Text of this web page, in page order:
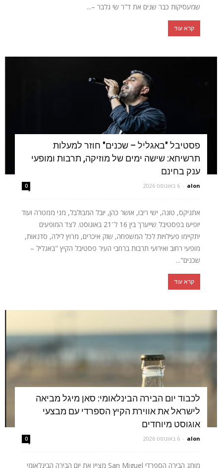
שמעסיקות כבר שנים את ד"ר שי גלבר –...
קרא עוד
פסטיבל "באגליל – שכנים" חוזר למעלות
תרשיחא: שישה ימים של מוזיקה, תרבות ומופעי
ענק בחינם
alon
- 6 באוגוסט 2026 0
אתניקס, טונה, ישי ריבו, אושר כהן, יובל המבולבל, מני ממטרה ועוד
יופיעו בפסטיבל שייערך בין 16 ל־21 באוגוסט. לצד המופעים
יתקיימו פעילויות לכל המשפחה, שוק איכרים, מרוץ לילה, סדנאות,
מופעי רחוב ואירועי תרבות ברחבי העיר פסטיבל הקיץ "באגליל –
שכנים"...
קרא עוד
לכבוד יום הבירה הבינלאומי: סאן מיגל מביאה
לישראל את אווירת הקיץ הספרדי עם מבצעי
אוגוסט מיוחדים
alon
- 6 באוגוסט 2026 0
מותג הבירה הספרדי San Miguel מציין את יום הבירה הבינלאומי